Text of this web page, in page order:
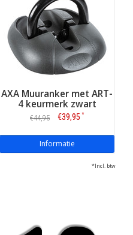
AXA Muuranker met ART-
4 keurmerk zwart
€44,95 €39,95 *
Informatie
*Incl. btw